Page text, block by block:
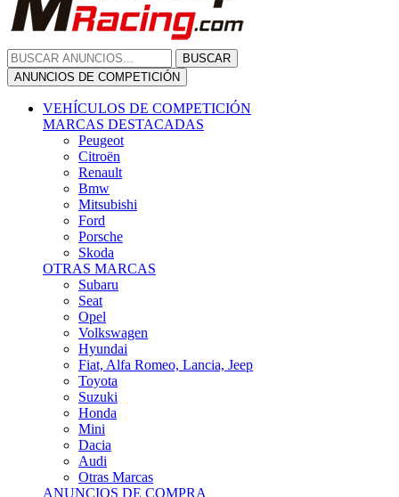
BUSCAR
ANUNCIOS DE COMPETICIÓN
VEHÍCULOS DE COMPETICIÓN
MARCAS DESTACADAS
Peugeot
Citroën
Renault
Bmw
Mitsubishi
Ford
Porsche
Skoda
OTRAS MARCAS
Subaru
Seat
Opel
Volkswagen
Hyundai
Fiat, Alfa Romeo, Lancia, Jeep
Toyota
Suzuki
Honda
Mini
Dacia
Audi
Otras Marcas
ANUNCIOS DE COMPRA
Compra De Coches